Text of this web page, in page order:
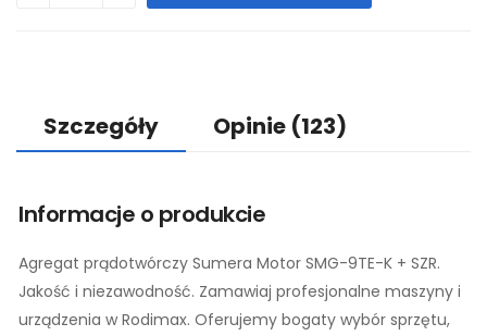
Szczegóły Opinie (123)
Informacje o produkcie
Agregat prądotwórczy Sumera Motor SMG-9TE-K + SZR.
Jakość i niezawodność. Zamawiaj profesjonalne maszyny i
urządzenia w Rodimax. Oferujemy bogaty wybór sprzętu,